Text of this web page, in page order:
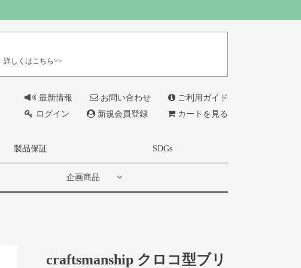
詳しくはこちら>>
最新情報 お問い合わせ
ご利用ガイド
ログイン
新規会員登録 カートを見る
製品保証 SDGs
企画商品
craftsmanship クロコ型ブリ